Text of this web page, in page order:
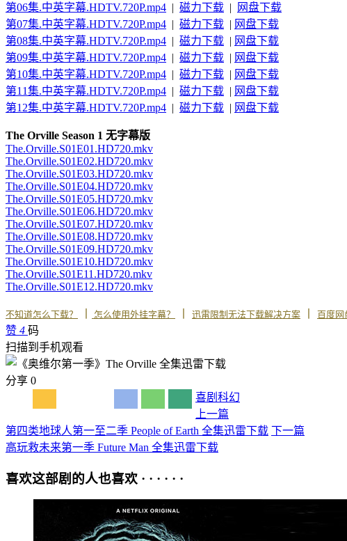
第06集.中英字幕.HDTV.720P.mp4 | 磁力下载 |
网盘下载
第07集.中英字幕.HDTV.720P.mp4 | 磁力下载 | 网盘下载
第08集.中英字幕.HDTV.720P.mp4 | 磁力下载 | 网盘下载
第09集.中英字幕.HDTV.720P.mp4 | 磁力下载 | 网盘下载
第10集.中英字幕.HDTV.720P.mp4 | 磁力下载 | 网盘下载
第11集.中英字幕.HDTV.720P.mp4 | 磁力下载 | 网盘下载
第12集.中英字幕.HDTV.720P.mp4 | 磁力下载 | 网盘下载
The Orville Season 1 无字幕版
The.Orville.S01E01.HD720.mkv
The.Orville.S01E02.HD720.mkv
The.Orville.S01E03.HD720.mkv
The.Orville.S01E04.HD720.mkv
The.Orville.S01E05.HD720.mkv
The.Orville.S01E06.HD720.mkv
The.Orville.S01E07.HD720.mkv
The.Orville.S01E08.HD720.mkv
The.Orville.S01E09.HD720.mkv
The.Orville.S01E10.HD720.mkv
The.Orville.S01E11.HD720.mkv
The.Orville.S01E12.HD720.mkv
不知道怎么下载？ 怎么使用外挂字幕？ 迅雷限制无法下载解决方案 百度网
赞 4 码
扫描到手机观看
分享 0
喜剧 科幻
上一篇
第四类地球人第一至二季 People of Earth 全集迅雷下载 下一篇
高玩救未来第一季 Future Man 全集迅雷下载
喜欢这部剧的人也喜欢 · · · · · ·